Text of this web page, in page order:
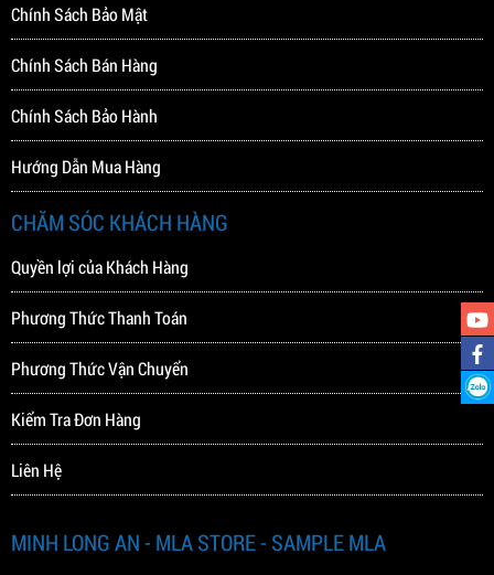
Chính Sách Bảo Mật
Chính Sách Bán Hàng
Chính Sách Bảo Hành
Hướng Dẫn Mua Hàng
CHĂM SÓC KHÁCH HÀNG
Quyền lợi của Khách Hàng
Phương Thức Thanh Toán
Phương Thức Vận Chuyển
Kiểm Tra Đơn Hàng
Liên Hệ
MINH LONG AN - MLA STORE - SAMPLE MLA